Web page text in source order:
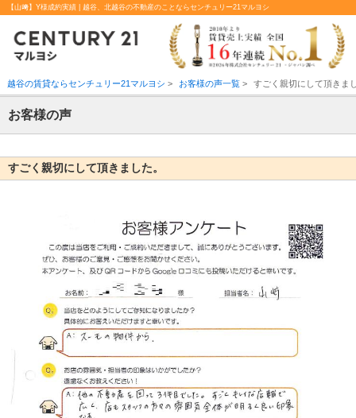
【山﨑】Y様成約実績 | 越谷、北越谷の不動産のことならセンチュリー21マルヨシ
越谷の賃貸ならセンチュリー21マルヨシ > お客様の声一覧> すごく親切にして頂きま
お客様の声
すごく親切にして頂きました。